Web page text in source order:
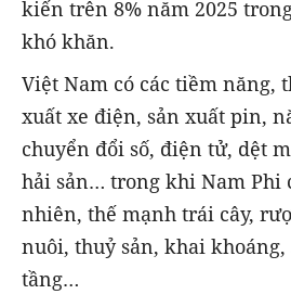
kiến trên 8% năm 2025
khó khăn.
Việt Nam có các tiềm năng,
xuất xe điện, sản xuất pin,
chuyển đổi số, điện tử, dệt
hải sản… trong khi Nam Phi
nhiên, thế mạnh trái cây,
nuôi, thuỷ sản, khai khoáng,
tầng…